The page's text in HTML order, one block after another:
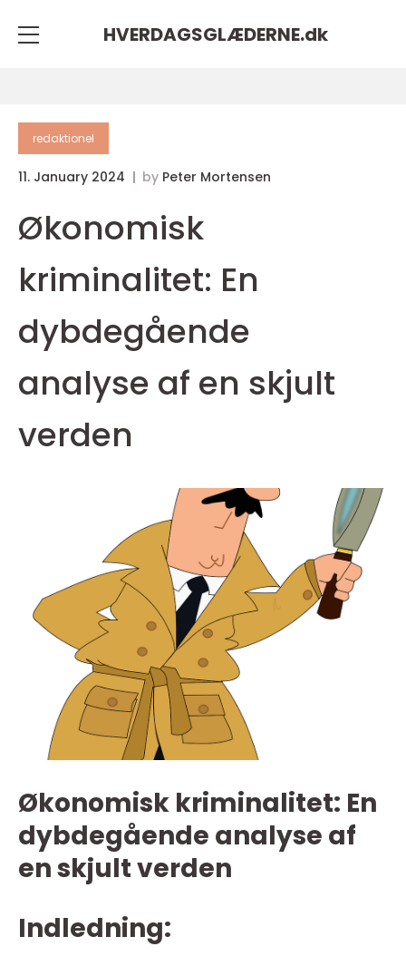
HVERDAGSGLÆDERNE.dk
redaktionel
11. January 2024 by Peter Mortensen
Økonomisk
kriminalitet: En
dybdegående
analyse af en skjult
verden
Økonomisk kriminalitet: En
dybdegående analyse af
en skjult verden
Indledning: